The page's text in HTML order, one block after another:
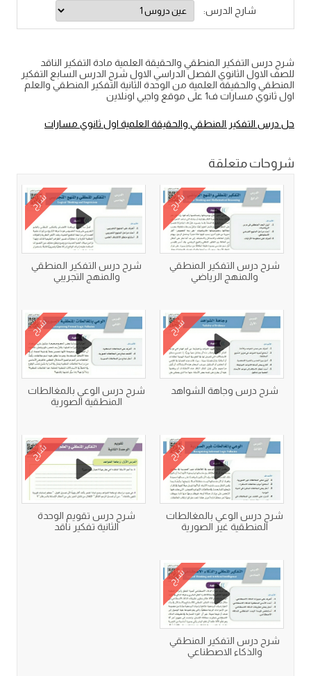
شارح الدرس:
شرح درس التفكير المنطقي والحقيقة العلمية مادة التفكير الناقد
للصف الاول الثانوي الفصل الدراسي الاول شرح الدرس السابع التفكير
المنطقي والحقيقة العلمية من الوحدة الثانية التفكير المنطقي والعلم
اول ثانوي مسارات ف1 على موقع واجبي اونلاين
حل درس التفكير المنطقي والحقيقة العلمية اول ثانوي مسارات
شروحات متعلقة
شرح
شرح درس التفكير المنطقي
والمنهج الرياضي
شرح
شرح درس التفكير المنطقي
والمنهج التجريبي
شرح
شرح درس وجاهة الشواهد
شرح
شرح درس الوعي بالمغالطات
المنطقية الصورية
شرح
شرح درس الوعي بالمغالطات
المنطقية غير الصورية
شرح
شرح درس تقويم الوحدة
الثانية تفكير ناقد
شرح
شرح درس التفكير المنطقي
والذكاء الاصطناعي